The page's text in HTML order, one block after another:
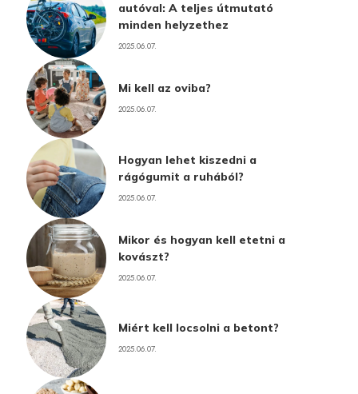
autóval: A teljes útmutató
minden helyzethez
2025.06.07.
Mi kell az oviba?
2025.06.07.
Hogyan lehet kiszedni a
rágógumit a ruhából?
2025.06.07.
Mikor és hogyan kell etetni a
kovászt?
2025.06.07.
Miért kell locsolni a betont?
2025.06.07.